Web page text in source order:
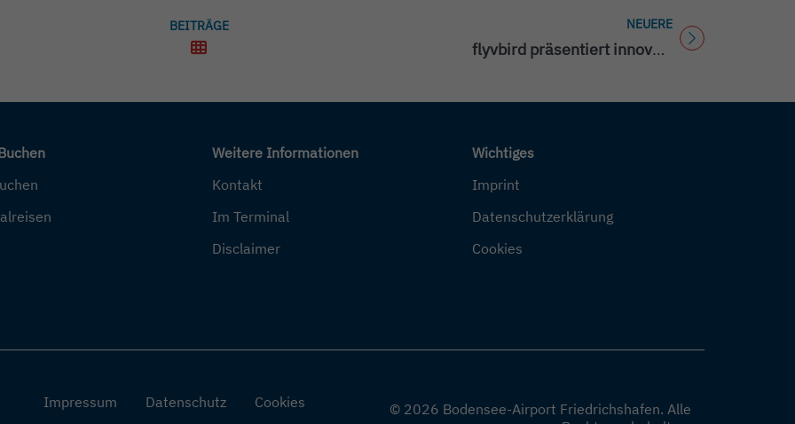
BEITRÄGE NEUERE
Titel für Beitrag
flyvbird präsentiert innovatives Konzept am Bodensee-Airport
Weitere Informationen
Kontakt
Im Terminal
Disclaimer
Wichtiges
Imprint
Datenschutzerklärung
Cookies
Impressum Datenschutz Cookies © 2026 Bodensee-Airport Friedrichshafen. Alle